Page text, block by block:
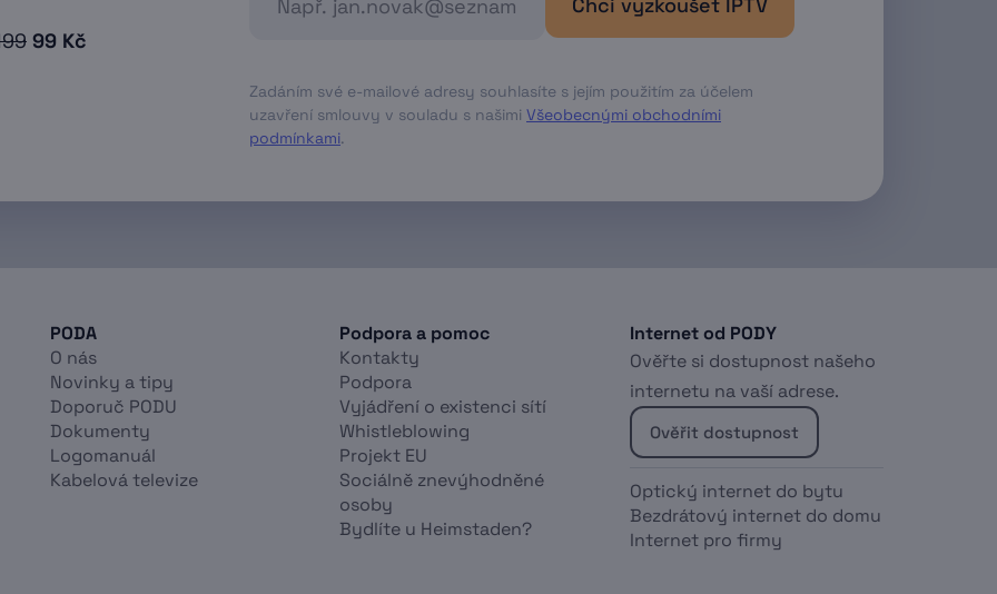
99 Kč
Zadáním své e-mailové adresy souhlasíte s jejím použitím za účelem
uzavření smlouvy v souladu s našimi Všeobecnými obchodními
podmínkami.
PODA
O nás
Novinky a tipy
Doporuč PODU
Dokumenty
Logomanuál
Kabelová televize
Podpora a pomoc
Kontakty
Podpora
Vyjádření o existenci sítí
Whistleblowing
Projekt EU
Sociálně znevýhodněné
osoby
Bydlíte u Heimstaden?
Internet od PODY
Ověřte si dostupnost našeho
internetu na vaší adrese.
Ověřit dostupnost
Optický internet do bytu
Bezdrátový internet do domu
Internet pro firmy